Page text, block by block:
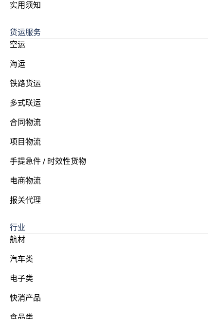
实用须知
货运服务
空运
海运
铁路货运
多式联运
合同物流
项目物流
手提急件 / 时效性货物
电商物流
报关代理
行业
航材
汽车类
电子类
快消产品